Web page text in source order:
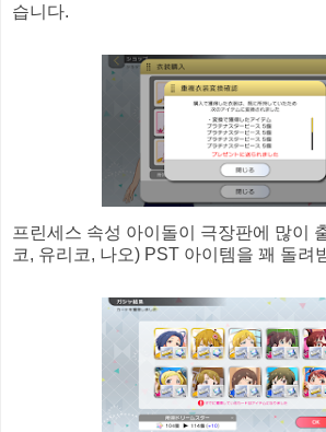
습니다.
프린세스 속성 아이돌이 극장판에 많이
코, 유리코, 나오) PST 아이템을 꽤 돌려